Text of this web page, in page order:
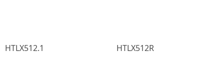
HTLX512.1
HTLX512R